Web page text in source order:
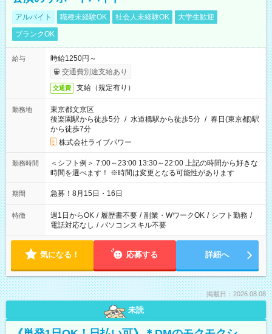
アルバイト 職種未経験OK 社会人未経験OK
大学生歓迎
ブランクOK
給与
時給1250円～
交通費別途支給あり
交通費 支給（規定有り）
勤務地
東京都文京区
後楽園駅から徒歩5分 / 水道橋駅から徒歩5分 / 春日(東京都)駅
から徒歩7分
株式会社ライブパワー
勤務時間
＜シフト例＞ 7:00～23:00 13:30～22:00 上記の時間から好きな
時間を選べます！ ※時間は変更となる可能性があります
期間 急募！8月15日・16日
特徴 週1日からOK / 履歴書不要 / 副業・WワークOK / シフト勤務 /
電話対応なし / パソコンスキル不要
気になる！ 応募する 詳細へ
掲載日：2026.08.08
未読